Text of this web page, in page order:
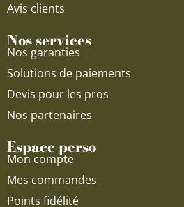
Avis clients
Nos services
Nos garanties
Solutions de paiements
Devis pour les pros
Nos partenaires
Espace perso
Mon compte
Mes commandes
Points fidélité